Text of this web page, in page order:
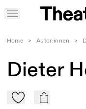
Home > Autor:innen >
Dieter
Zu Mein-TdZ hinzufügen
mail